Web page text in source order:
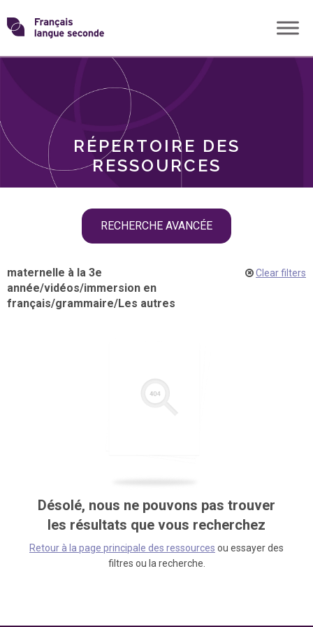
Skip
toTransformons
langue
RÉPERTOIRE DES
RESSOURCES
RECHERCHE AVANCÉE
THÈMES
maternelle à la 3e
année/vidéos/immersion en
français/grammaire/Les autres
Clear filters
Désolé, nous ne pouvons pas trouver
les résultats que vous recherchez
Retour à la page principale des ressources ou essayer des
filtres ou la recherche.